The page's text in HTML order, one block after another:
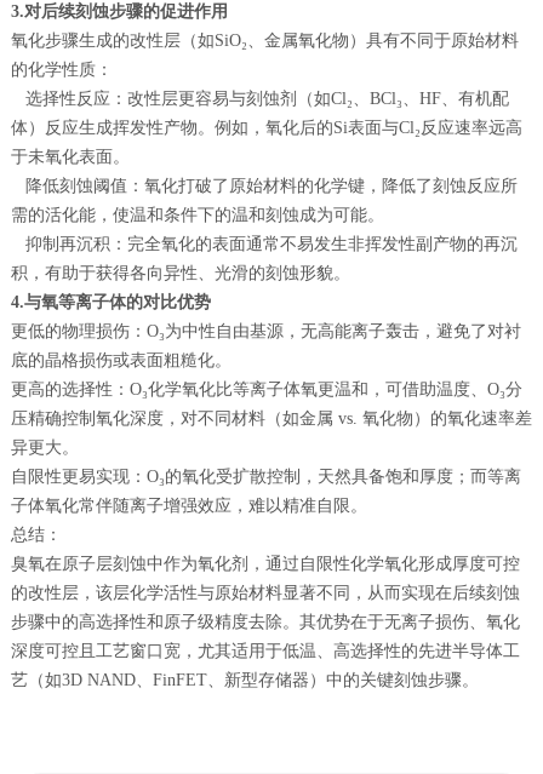
3.对后续刻蚀步骤的促进作用
氧化步骤生成的改性层（如SiO₂、金属氧化物）具有不同于原始材料
的化学性质：
选择性反应：改性层更容易与刻蚀剂（如Cl₂、BCl₃、HF、有机配
体）反应生成挥发性产物。例如，氧化后的Si表面与Cl₂反应速率远高
于未氧化表面。
降低刻蚀阈值：氧化打破了原始材料的化学键，降低了刻蚀反应所
需的活化能，使温和条件下的温和刻蚀成为可能。
抑制再沉积：完全氧化的表面通常不易发生非挥发性副产物的再沉
积，有助于获得各向异性、光滑的刻蚀形貌。
4.与氧等离子体的对比优势
更低的物理损伤：O₃为中性自由基源，无高能离子轰击，避免了对衬
底的晶格损伤或表面粗糙化。
更高的选择性：O₃化学氧化比等离子体氧更温和，可借助温度、O₃分
压精确控制氧化深度，对不同材料（如金属 vs. 氧化物）的氧化速率差
异更大。
自限性更易实现：O₃的氧化受扩散控制，天然具备饱和厚度；而等离
子体氧化常伴随离子增强效应，难以精准自限。
总结：
臭氧在原子层刻蚀中作为氧化剂，通过自限性化学氧化形成厚度可控
的改性层，该层化学活性与原始材料显著不同，从而实现在后续刻蚀
步骤中的高选择性和原子级精度去除。其优势在于无离子损伤、氧化
深度可控且工艺窗口宽，尤其适用于低温、高选择性的先进半导体工
艺（如3D NAND、FinFET、新型存储器）中的关键刻蚀步骤。